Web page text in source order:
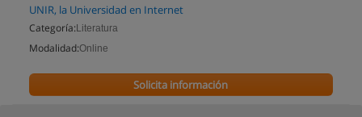
UNIR, la Universidad en Internet
Categoría: Literatura
Modalidad:Online
Solicita información